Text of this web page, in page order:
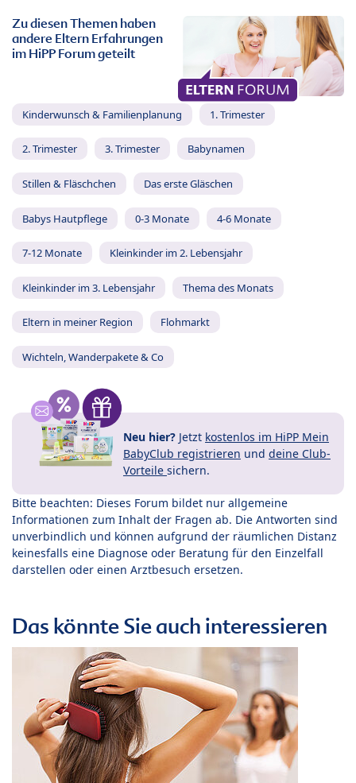
Zu diesen Themen haben
andere Eltern Erfahrungen
im HiPP Forum geteilt
Kinderwunsch & Familienplanung 1. Trimester
2. Trimester 3. Trimester Babynamen
Stillen & Fläschchen Das erste Gläschen
Babys Hautpflege 0-3 Monate 4-6 Monate
7-12 Monate Kleinkinder im 2. Lebensjahr
Kleinkinder im 3. Lebensjahr Thema des Monats
Eltern in meiner Region Flohmarkt
Wichteln, Wanderpakete & Co
Neu hier? Jetzt kostenlos im HiPP Mein
BabyClub registrieren und deine Club-
Vorteile sichern.
Bitte beachten: Dieses Forum bildet nur allgemeine
Informationen zum Inhalt der Fragen ab. Die Antworten sind
unverbindlich und können aufgrund der räumlichen Distanz
keinesfalls eine Diagnose oder Beratung für den Einzelfall
darstellen oder einen Arztbesuch ersetzen.
Das könnte Sie auch interessieren